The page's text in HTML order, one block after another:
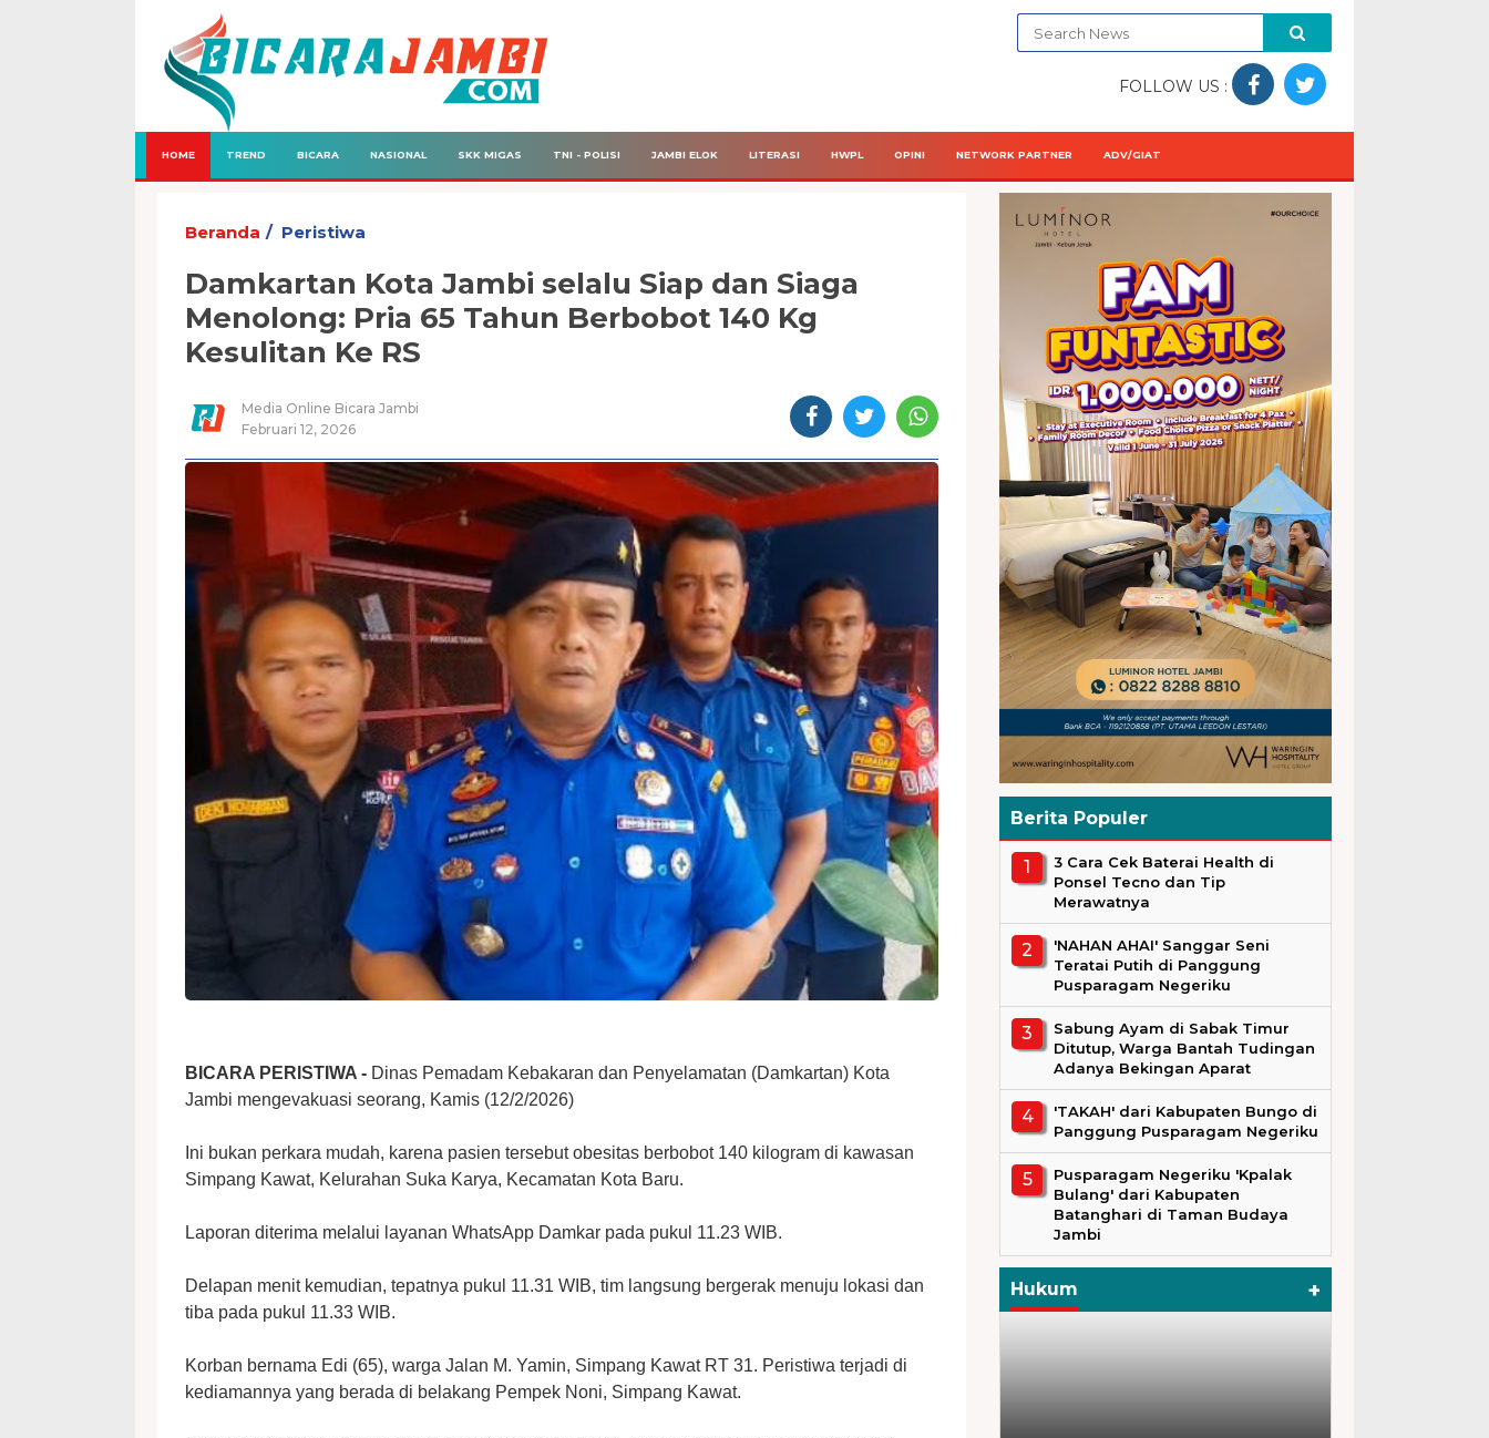
FOLLOW US :
HOME TREND BICARA NASIONAL SKK MIGAS TNI - POLISI JAMBI ELOK LITERASI HWPL OPINI NETWORK PARTNER ADV/GIAT
Beranda Peristiwa
Damkartan Kota Jambi selalu Siap dan Siaga
Menolong: Pria 65 Tahun Berbobot 140 Kg
Kesulitan Ke RS
Media Online Bicara Jambi
Februari 12, 2026
BICARA PERISTIWA - Dinas Pemadam Kebakaran dan Penyelamatan (Damkartan) Kota
Jambi mengevakuasi seorang, Kamis (12/2/2026)
Ini bukan perkara mudah, karena pasien tersebut obesitas berbobot 140 kilogram di kawasan
Simpang Kawat, Kelurahan Suka Karya, Kecamatan Kota Baru.
Laporan diterima melalui layanan WhatsApp Damkar pada pukul 11.23 WIB.
Delapan menit kemudian, tepatnya pukul 11.31 WIB, tim langsung bergerak menuju lokasi dan
tiba pada pukul 11.33 WIB.
Korban bernama Edi (65), warga Jalan M. Yamin, Simpang Kawat RT 31. Peristiwa terjadi di
kediamannya yang berada di belakang Pempek Noni, Simpang Kawat.
Berita Populer
3 Cara Cek Baterai Health di
Ponsel Tecno dan Tip
Merawatnya
'NAHAN AHAI' Sanggar Seni
Teratai Putih di Panggung
Pusparagam Negeriku
Sabung Ayam di Sabak Timur
Ditutup, Warga Bantah Tudingan
Adanya Bekingan Aparat
'TAKAH' dari Kabupaten Bungo di
Panggung Pusparagam Negeriku
Pusparagam Negeriku 'Kpalak
Bulang' dari Kabupaten
Batanghari di Taman Budaya
Jambi
Hukum +